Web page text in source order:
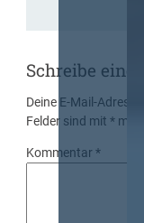
Schreibe
Deine E-Mail-
Felder sind mit*
Kommentar*